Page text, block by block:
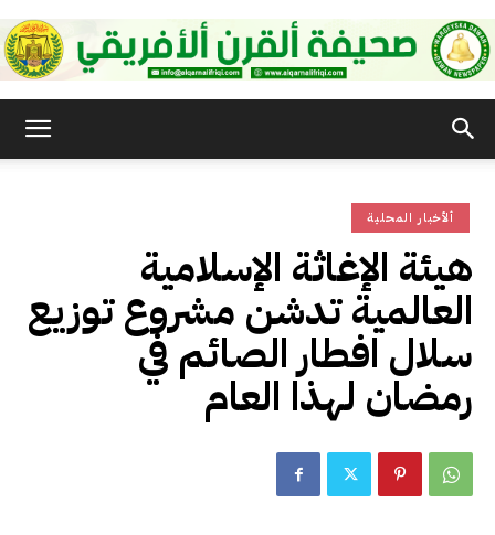
الأفريقي
ألأخبار المحلية
هيئة الإغاثة الإسلامية
العالمية تدشن مشروع توزيع
سلال افطار الصائم في
رمضان لهذا العام